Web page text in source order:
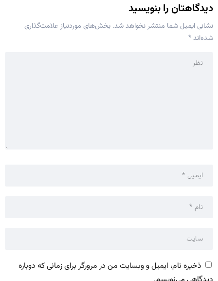
دیدگاهتان را بنویسید
نشانی ایمیل شما منتشر نخواهد شد. بخش‌های موردنیاز علامت‌گذاری
شده‌اند*
ذخیره نام، ایمیل و وبسایت من در مرورگر برای زمانی که دوباره